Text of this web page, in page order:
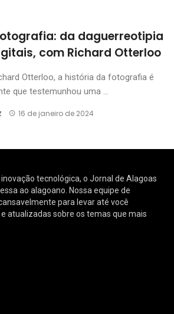
da daguerreotipia
com Richard Otterloo
Otterloo, a história da fotografia é
que testemunhou uma ...
16 de janeiro de 2024
tecnológica, o Jornal de Alagoas
ao alagoano. Nossa equipe de
para levar até você
atualizadas sobre os temas que mais